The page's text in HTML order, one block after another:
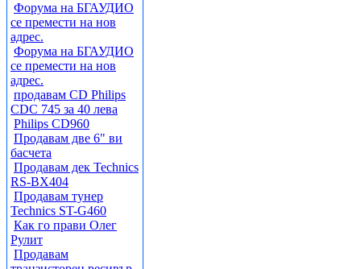
Форума на БГАУДИО
се премести на нов
адрес.
Форума на БГАУДИО
се премести на нов
адрес.
продавам CD Philips
CDC 745 за 40 лева
Philips CD960
Продавам две 6" ви
басчета
Продавам дек Technics
RS-BX404
Продавам тунер
Technics ST-G460
Как го прави Олег
Рулит
Продавам